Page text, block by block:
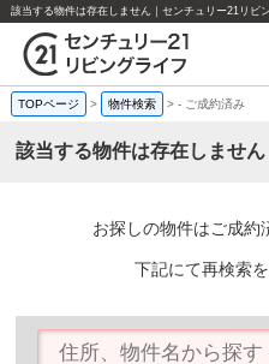
該当する物件は存在しません｜センチュリー21リビ
TOPページ > 物件検索 >- ご成約済み
該当する物件は存在しません
お探しの物件はご成約
下記にて再検索